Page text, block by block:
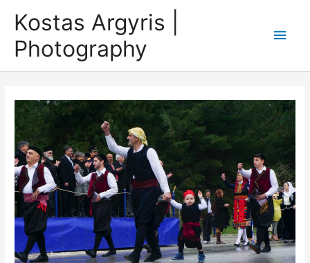
content
Kostas Argyris |
Photography
Main